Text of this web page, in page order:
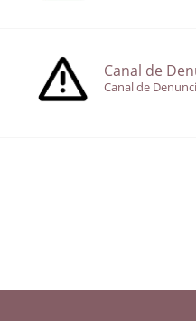
Canal de
Canal de